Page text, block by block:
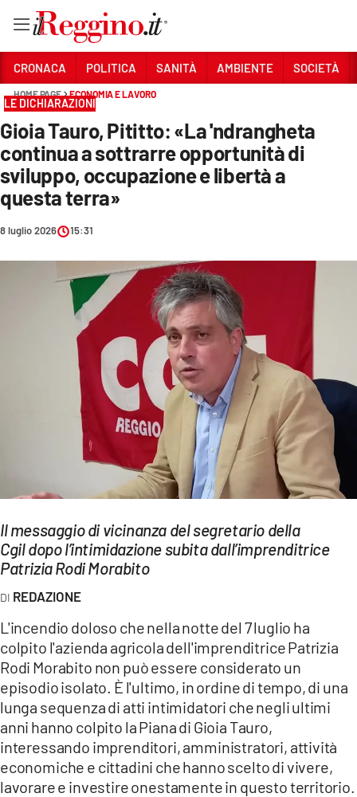
Sezioni
CRONACA
POLITICA
SANITÀ
AMBIENTE
ECONOMIA E LAVORO
LAC ONAIR
LaC
LACPLAY.IT
LACTV.IT
LACONAIR.IT
LACITYMAG.IT
ILREGGINO.IT
CRONACA POLITICA SANITÀ AMBIENTE SOCIETÀ
HOME PAGE ECONOMIA E LAVORO
LE DICHIARAZIONI
Gioia Tauro, Pititto: «La 'ndrangheta
continua a sottrarre opportunità di
sviluppo, occupazione e libertà a
questa terra»
8 luglio 2026 15:31
Il messaggio di vicinanza del segretario della
Cgil dopo l’intimidazione subita dall’imprenditrice
Patrizia Rodi Morabito
REDAZIONE
L'incendio doloso che nella notte del 7 luglio ha
colpito l'azienda agricola dell'imprenditrice Patrizia
Rodi Morabito non può essere considerato un
episodio isolato. È l'ultimo, in ordine di tempo, di una
lunga sequenza di atti intimidatori che negli ultimi
anni hanno colpito la Piana di Gioia Tauro,
interessando imprenditori, amministratori, attività
economiche e cittadini che hanno scelto di vivere,
lavorare e investire onestamente in questo territorio.